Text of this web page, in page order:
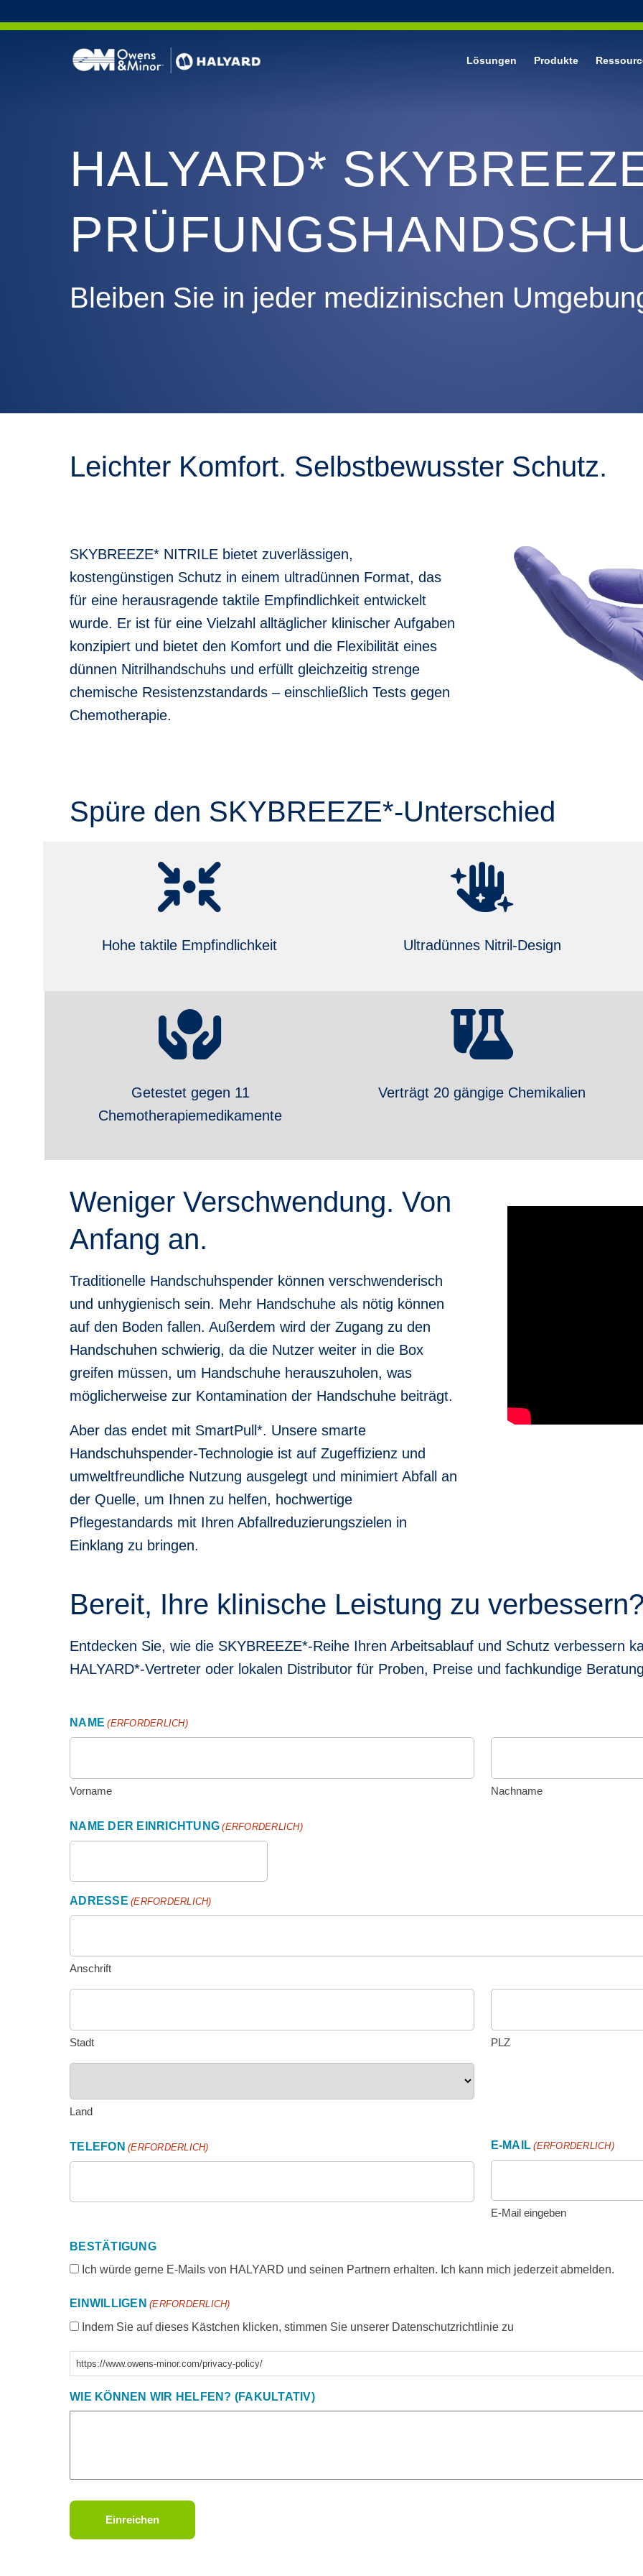
Lösungen
Medizinische Untersuchungshandschuhe aus Nitril
Schutz für das Gesicht
Produkte
HALYARD*
Bleiben Sie in jeder medizinischen
Leichter Komfort. Selbstbewusster Schutz.
SKYBREEZE* NITRILE bietet zuverlässigen,
kostengünstigen Schutz in einem ultradünnen Format, das
für eine herausragende taktile Empfindlichkeit entwickelt
wurde. Er ist für eine Vielzahl alltäglicher klinischer Aufgaben
konzipiert und bietet den Komfort und die Flexibilität eines
dünnen Nitrilhandschuhs und erfüllt gleichzeitig strenge
chemische Resistenzstandards – einschließlich Tests gegen
Chemotherapie.
Spüre den SKYBREEZE*-Unterschied
Hohe taktile Empfindlichkeit Ultradünnes Nitril-Design
Getestet gegen 11
Chemotherapiemedikamente
Verträgt 20 gängige Chemikalien
Weniger Verschwendung. Von
Anfang an.
Traditionelle Handschuhspender können verschwenderisch
und unhygienisch sein. Mehr Handschuhe als nötig können
auf den Boden fallen. Außerdem wird der Zugang zu den
Handschuhen schwierig, da die Nutzer weiter in die Box
greifen müssen, um Handschuhe herauszuholen, was
möglicherweise zur Kontamination der Handschuhe beiträgt.
Aber das endet mit SmartPull*. Unsere smarte
Handschuhspender-Technologie ist auf Zugeffizienz und
umweltfreundliche Nutzung ausgelegt und minimiert Abfall an
der Quelle, um Ihnen zu helfen, hochwertige
Pflegestandards mit Ihren Abfallreduzierungszielen in
Einklang zu bringen.
Bereit, Ihre klinische Leistung zu
Entdecken Sie, wie die SKYBREEZE*-Reihe Ihren Arbeitsablauf und Schutz verbessern
HALYARD*-Vertreter oder lokalen Distributor für Proben, Preise und fachkundige
NAME (ERFORDERLICH)
Vorname Nachname
NAME DER EINRICHTUNG (ERFORDERLICH)
ADRESSE (ERFORDERLICH)
Anschrift
Stadt PLZ
Land
TELEFON (ERFORDERLICH) E-MAIL (ERFORDERLICH)
E-Mail eingeben
BESTÄTIGUNG
Ich würde gerne E-Mails von HALYARD und seinen Partnern erhalten. Ich kann mich jederzeit abmelden.
EINWILLIGEN (ERFORDERLICH)
Indem Sie auf dieses Kästchen klicken, stimmen Sie unserer Datenschutzrichtlinie zu
https://www.owens-minor.com/privacy-policy/
WIE KÖNNEN WIR HELFEN? (FAKULTATIV)